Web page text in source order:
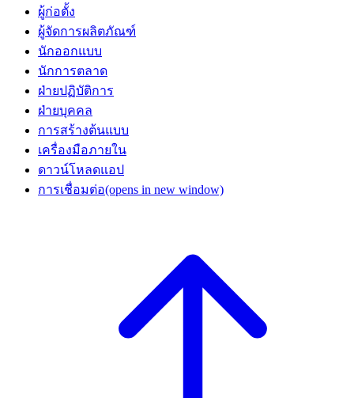
ผู้ก่อตั้ง
ผู้จัดการผลิตภัณฑ์
นักออกแบบ
นักการตลาด
ฝ่ายปฏิบัติการ
ฝ่ายบุคคล
การสร้างต้นแบบ
เครื่องมือภายใน
ดาวน์โหลดแอป
การเชื่อมต่อ(opens in new window)